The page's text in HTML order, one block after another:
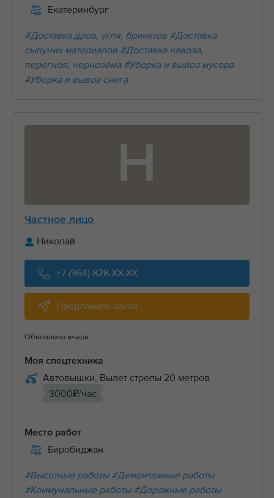
Екатеринбург
#Доставка дров, угля, брикетов #Доставка
сыпучих материалов #Доставка навоза,
перегноя, чернозёма #Уборка и вывоз мусора
#Уборка и вывоз снега
Н
Частное лицо
Николай
+7 (964) 828-XX-XX
Предложить заказ
Обновлено вчера
Моя спецтехника
Автовышки, Вылет стрелы 20 метров
3000₽/час
Место работ
Биробиджан
#Высотные работы #Демонтажные работы
#Коммунальные работы #Дорожные работы